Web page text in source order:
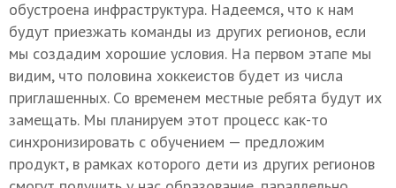
обустроена инфраструктура. Надеемся, что к нам
будут приезжать команды из других регионов, если
мы создадим хорошие условия. На первом этапе мы
видим, что половина хоккеистов будет из числа
приглашенных. Со временем местные ребята будут их
замещать. Мы планируем этот процесс как-то
синхронизировать с обучением — предложим
продукт, в рамках которого дети из других регионов